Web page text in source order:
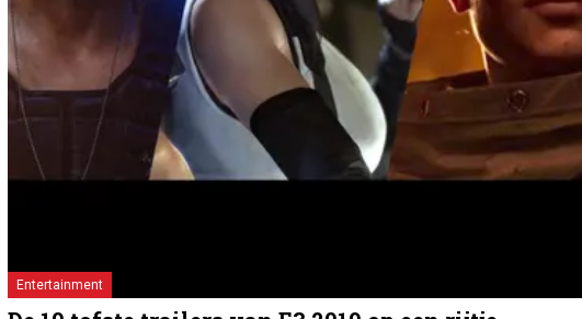
Entertainment